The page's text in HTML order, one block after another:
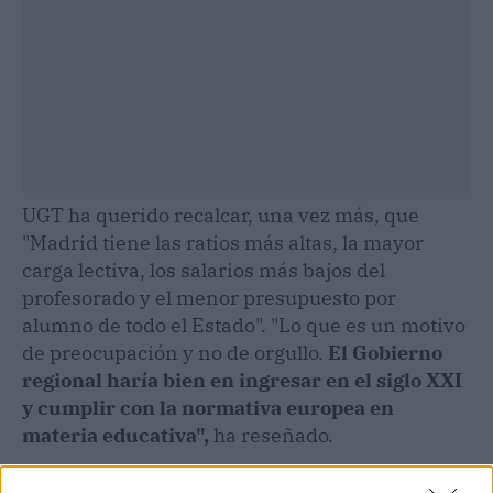
UGT ha querido recalcar, una vez más, que
"Madrid tiene las ratios más altas, la mayor
carga lectiva, los salarios más bajos del
profesorado y el menor presupuesto por
alumno de todo el Estado". "Lo que es un motivo
de preocupación y no de orgullo. El Gobierno
regional haría bien en ingresar en el siglo XXI
y cumplir con la normativa europea en
materia educativa", ha reseñado.